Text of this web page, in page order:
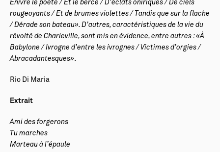
Enivre le poète / Et le berce / D’éclats oniriques / De ciels
rougeoyants / Et de brumes violettes / Tandis que sur la flache
/ Dérade son bateau». D’autres, caractéristiques de la vie du
révolté de Charleville, sont mis en évidence, entre autres : «À
Babylone / Ivrogne d’entre les ivrognes / Victimes d’orgies /
Abracadantesques».
Rio Di Maria
Extrait
Ami des forgerons
Tu marches
Marteau à l’épaule